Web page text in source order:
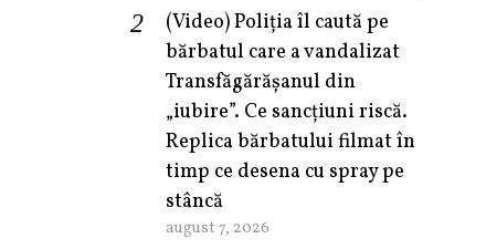
(Video) Poliția îl caută pe
bărbatul care a vandalizat
Transfăgărășanul din
„iubire”. Ce sancțiuni riscă.
Replica bărbatului filmat în
timp ce desena cu spray pe
stâncă
august 7, 2026